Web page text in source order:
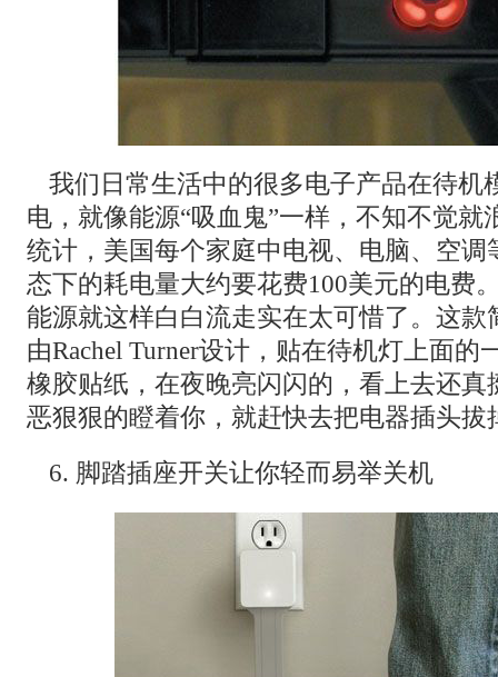
我们日常生活中的很多电子产品在待机
电，就像能源“吸血鬼”一样，不知不觉就
统计，美国每个家庭中电视、电脑、空调
态下的耗电量大约要花费100美元的电费
能源就这样白白流走实在太可惜了。这款
由Rachel Turner设计，贴在待机灯上面的
橡胶贴纸，在夜晚亮闪闪的，看上去还真
恶狠狠的瞪着你，就赶快去把电器插头拔
6. 脚踏插座开关让你轻而易举关机